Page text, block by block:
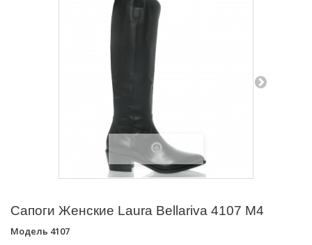
Сапоги Женские Laura Bellariva 4107 M4
Модель 4107